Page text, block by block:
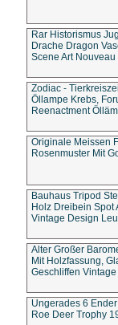
Rar Historismus
Drache Dragon
Scene Art
Zodiac -
Öllampe Krebs,
Reenactment
Originale Meissen
Rosenmuster Mit
Bauhaus Tripod
Holz Dreibein Spot
Vintage Design
Alter Großer
Mit Holzfassung,
Geschliffen
Ungerades 6
Roe Deer Trophy